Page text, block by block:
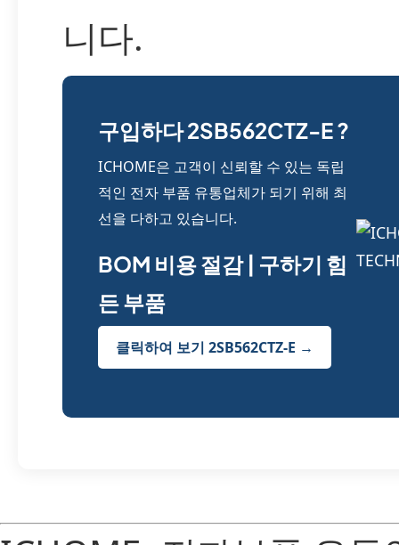
니다.
구입하다 2SB562CTZ-E ?
ICHOME은 고객이 신뢰할 수 있는 독립
적인 전자 부품 유통업체가 되기 위해 최
선을 다하고 있습니다.
BOM 비용 절감 | 구하기 힘
든 부품
클릭하여 보기 2SB562CTZ-E →